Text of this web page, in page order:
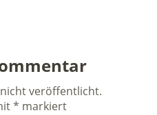
veröffentlicht.
* markiert